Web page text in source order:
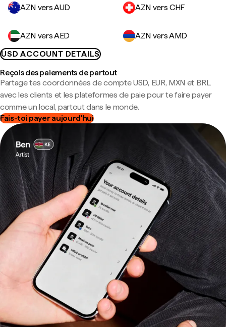
AZN vers AUD AZN vers CHF
AZN vers AED
AZN vers AMD
USD ACCOUNT DETAILS
Reçois des paiements de partout
Partage tes coordonnées de compte USD, EUR, MXN et BRL
avec les clients et les plateformes de paie pour te faire payer
comme un local, partout dans le monde.
Fais-toi payer aujourd'hui